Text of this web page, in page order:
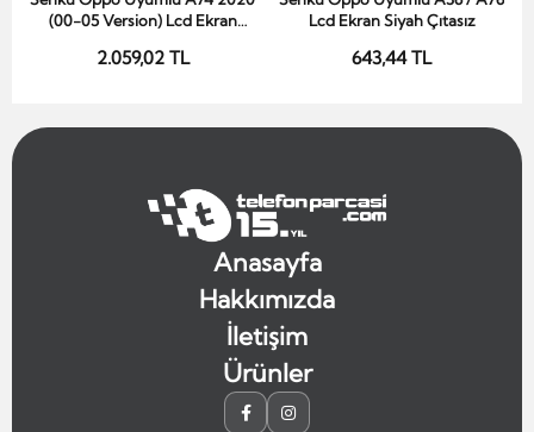
(00-05 Version) Lcd Ekran
2.059,02 TL
Lcd Ekran Siyah Çıtasız
643,44 TL
Anasayfa
Hakkımızda
İletişim
Ürünler